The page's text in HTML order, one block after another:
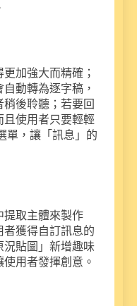
加強大而精確；
動轉為逐字稿，
後聆聽；若要回
使用者只要輕輕
單，讓「訊息」的
提取主體來製作
者獲得自訂訊息的
況貼圖」新增趣味
用者發揮創意。